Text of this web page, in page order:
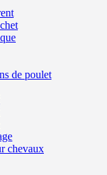
de poulet
chevaux